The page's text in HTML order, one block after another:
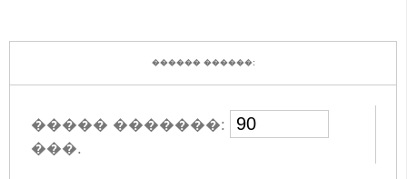
������ ������:
����� �������:
���.